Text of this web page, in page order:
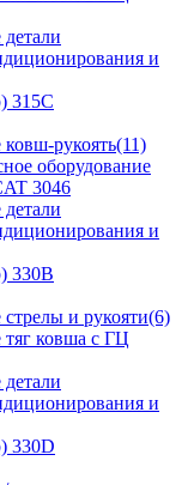
и
315C
рукоять(11)
оборудование
3046
и
330B
и рукояти(6)
ковша с ГЦ
и
330D